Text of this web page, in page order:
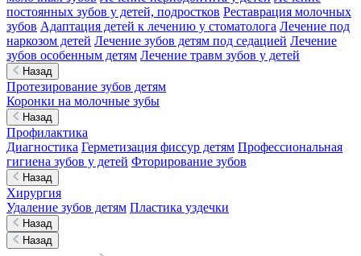
постоянных зубов у детей, подростков Реставрация молочных
зубов Адаптация детей к лечению у стоматолога Лечение под
наркозом детей Лечение зубов детям под седацией Лечение
зубов особенным детям Лечение травм зубов у детей
Назад
Протезирование зубов детям
Коронки на молочные зубы
Назад
Профилактика
Диагностика Герметизация фиссур детям Профессиональная
гигиена зубов у детей Фторирование зубов
Назад
Хирургия
Удаление зубов детям Пластика уздечки
Назад
Назад